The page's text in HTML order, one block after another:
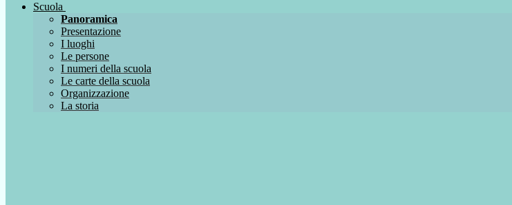
Scuola
Panoramica
Presentazione
I luoghi
Le persone
I numeri della scuola
Le carte della scuola
Organizzazione
La storia